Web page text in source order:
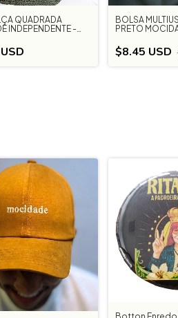
QUADRADA
INDEPENDENTE -
BOLSA
PRETO
$8.45 USD